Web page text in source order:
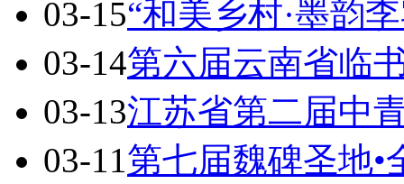
03-15“和美乡村·墨韵
03-14第六届云南省临
03-13江苏省第二届中
03-11第七届魏碑圣地•